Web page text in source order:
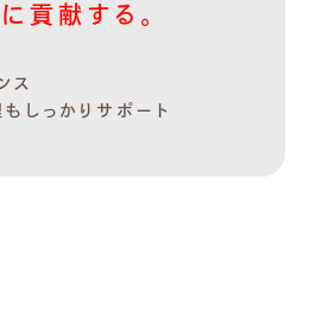
貢献する。
ス
しっかりサポート